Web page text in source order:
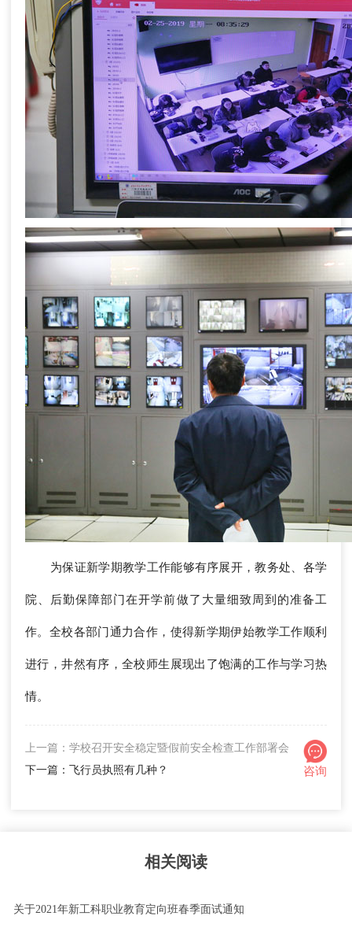
为保证新学期教学工作能够有序展开，教务处、各学
院、后勤保障部门在开学前做了大量细致周到的准备工
作。全校各部门通力合作，使得新学期伊始教学工作顺利
进行，井然有序，全校师生展现出了饱满的工作与学习热
情。
上一篇：学校召开安全稳定暨假前安全检查工作部署会
下一篇：飞行员执照有几种？
咨询
相关阅读
关于2021年新工科职业教育定向班春季面试通知